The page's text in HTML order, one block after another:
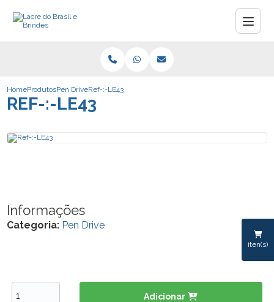
iten(s)
HomeProdutosPen DriveRef-:-LE43
REF-:-LE43
Informações
Categoria: Pen Drive
Adicionar